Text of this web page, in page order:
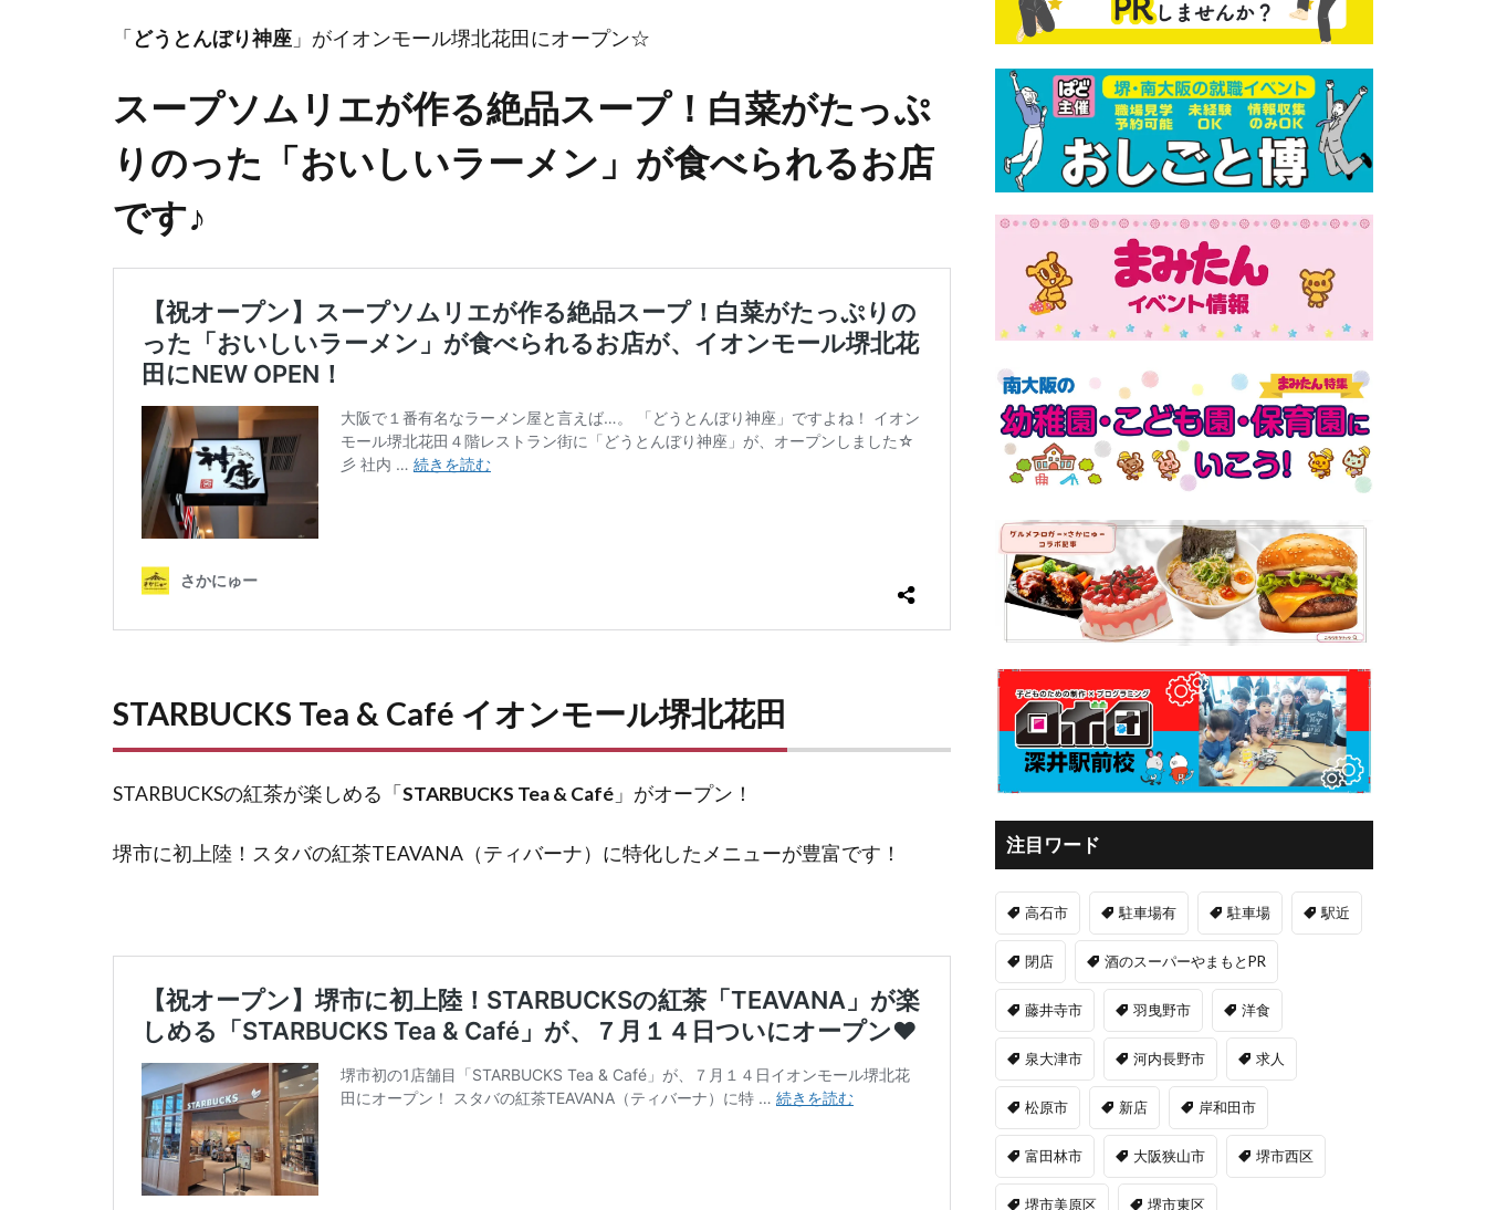
「どうとんぼり神座 」がイオンモール堺北花田にオープン☆
スープソムリエが作る絶品スープ！白菜がたっぷ
りのった「おいしいラーメン」が食べられるお店
です♪
STARBUCKS Tea & Café イオンモール堺北花田
STARBUCKSの紅茶が楽しめる「STARBUCKS Tea & Café 」がオープン！
堺市に初上陸！スタバの紅茶TEAVANA（ティバーナ）に特化したメニューが豊富です！ 注目ワード
高石市 駐車場有 駐車場 駅近
閉店 酒のスーパーやまもとPR
藤井寺市 羽曳野市 洋食
泉大津市 河内長野市 求人
松原市 新店 岸和田市
富田林市 大阪狭山市 堺市西区
堺市美原区 堺市東区